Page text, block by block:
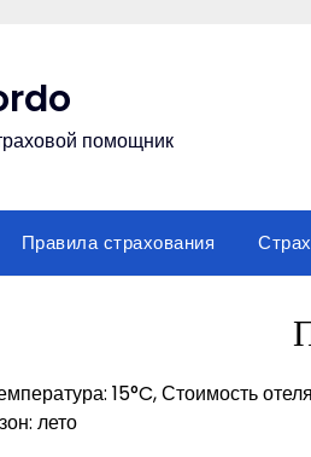
помощник
Правила страхования
15°C, Стоимость
лето